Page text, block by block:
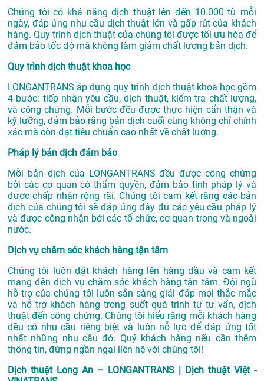
Chúng tôi có khả năng dịch thuật lên đến 10.000 từ mỗi
ngày, đáp ứng nhu cầu dịch thuật lớn và gấp rút của khách
hàng. Quy trình dịch thuật của chúng tôi được tối ưu hóa để
đảm bảo tốc độ mà không làm giảm chất lượng bản dịch.
Quy trình dịch thuật khoa học
LONGANTRANS áp dụng quy trình dịch thuật khoa học gồm
4 bước: tiếp nhận yêu cầu, dịch thuật, kiểm tra chất lượng,
và công chứng. Mỗi bước đều được thực hiện cẩn thận và
kỹ lưỡng, đảm bảo rằng bản dịch cuối cùng không chỉ chính
xác mà còn đạt tiêu chuẩn cao nhất về chất lượng.
Pháp lý bản dịch đảm bảo
Mỗi bản dịch của LONGANTRANS đều được công chứng
bởi các cơ quan có thẩm quyền, đảm bảo tính pháp lý và
được chấp nhận rộng rãi. Chúng tôi cam kết rằng các bản
dịch của chúng tôi sẽ đáp ứng đầy đủ các yêu cầu pháp lý
và được công nhận bởi các tổ chức, cơ quan trong và ngoài
nước.
Dịch vụ chăm sóc khách hàng tận tâm
Chúng tôi luôn đặt khách hàng lên hàng đầu và cam kết
mang đến dịch vụ chăm sóc khách hàng tận tâm. Đội ngũ
hỗ trợ của chúng tôi luôn sẵn sàng giải đáp mọi thắc mắc
và hỗ trợ khách hàng trong suốt quá trình từ tư vấn, dịch
thuật đến công chứng. Chúng tôi hiểu rằng mỗi khách hàng
đều có nhu cầu riêng biệt và luôn nỗ lực để đáp ứng tốt
nhất những nhu cầu đó. Quý khách hàng nếu cần thêm
thông tin, đừng ngần ngại liên hệ với chúng tôi!
Dịch thuật Long An – LONGANTRANS | Dịch thuật Việt -